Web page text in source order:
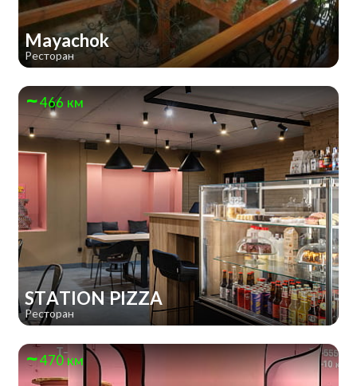
Mayachok
Ресторан
466 км
STATION PIZZA
Ресторан
470 км